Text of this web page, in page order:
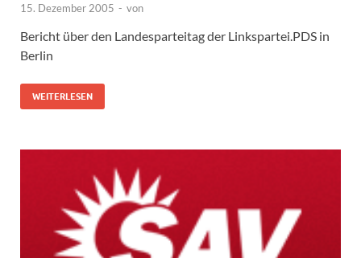
15. Dezember 2005 - von
Bericht über den Landesparteitag der Linkspartei.PDS in
Berlin
WEITERLESEN